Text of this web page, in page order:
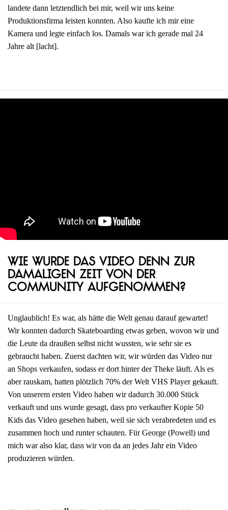
landete dann letztendlich bei mir, weil wir uns keine
Produktionsfirma leisten konnten. Also kaufte ich mir eine
Kamera und legte einfach los. Damals war ich gerade mal 24
Jahre alt [lacht].
Wie wurde das Video denn zur
damaligen Zeit von der
Community aufgenommen?
Unglaublich! Es war, als hätte die Welt genau darauf gewartet!
Wir konnten dadurch Skateboarding etwas geben, wovon wir und
die Leute da draußen selbst nicht wussten, wie sehr sie es
gebraucht haben. Zuerst dachten wir, wir würden das Video nur
an Shops verkaufen, sodass er dort hinter der Theke läuft. Als es
aber rauskam, hatten plötzlich 70% der Welt VHS Player gekauft.
Von unserem ersten Video haben wir dadurch 30.000 Stück
verkauft und uns wurde gesagt, dass pro verkaufter Kopie 50
Kids das Video gesehen haben, weil sie sich verabredeten und es
zusammen hoch und runter schauten. Für George (Powell) und
mich war also klar, dass wir von da an jedes Jahr ein Video
produzieren würden.